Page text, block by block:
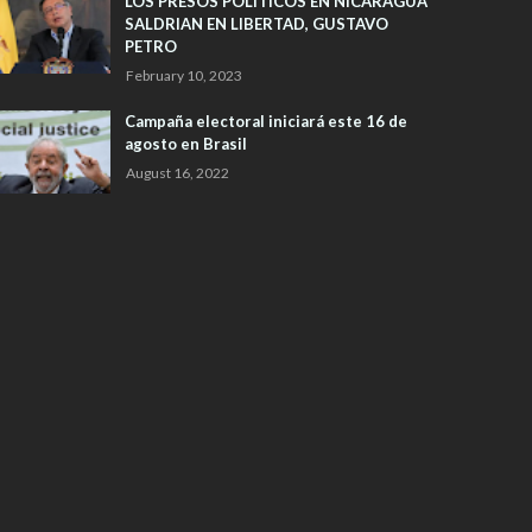
SALDRIAN EN LIBERTAD, GUSTAVO
PETRO
February 10, 2023
Campaña electoral iniciará este 16 de
agosto en Brasil
August 16, 2022